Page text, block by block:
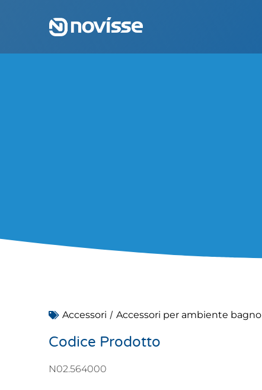
Accessori / Accessori per ambiente bagno
Codice Prodotto
N02.564000